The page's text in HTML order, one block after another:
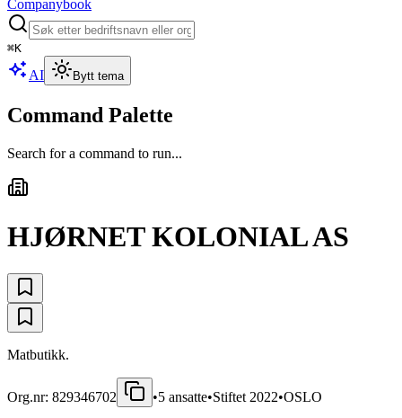
Companybook
⌘K
AI Bytt tema
Command Palette
Search for a command to run...
HJØRNET KOLONIAL AS
Matbutikk.
Org.nr: 829346702 •5 ansatte•Stiftet 2022•OSLO